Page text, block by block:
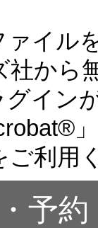
ァイル
社から
グイン
ご利用
予約